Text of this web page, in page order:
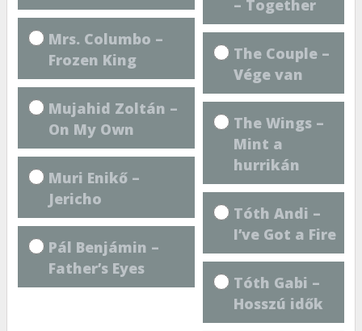
Mrs. Columbo –
Frozen King
Mujahid Zoltán –
On My Own
Muri Enikő –
Jericho
Pál Benjámin –
Father’s Eyes
– Together
The Couple –
Vége van
The Wings –
Mint a
hurrikán
Tóth Andi –
I’ve Got a Fire
Tóth Gabi –
Hosszú idők